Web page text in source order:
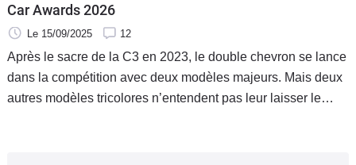
Car Awards 2026
Le 15/09/2025 12
Après le sacre de la C3 en 2023, le double chevron se lance
dans la compétition avec deux modèles majeurs. Mais deux
autres modèles tricolores n’entendent pas leur laisser le